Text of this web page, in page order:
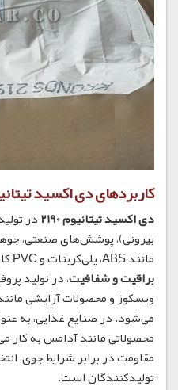
کاربردهای دی اکسید تیتانیوم 2190
دی اکسید تیتانیوم 2190
در
بیرونی)، پوشش‌های صنعتی،
مانند ABS، پلی‌کربنات و PVC کاربرد دارد. این رنگدانه به دلیل
براقیت و شفافیت، در تولید
ویسکوز و محصولات آرایشی
می‌شود. در صنایع غذایی، به
محصولاتی مانند آدامس به کار
مقاومت در برابر شرایط جوی،
تولیدکنندگان است.